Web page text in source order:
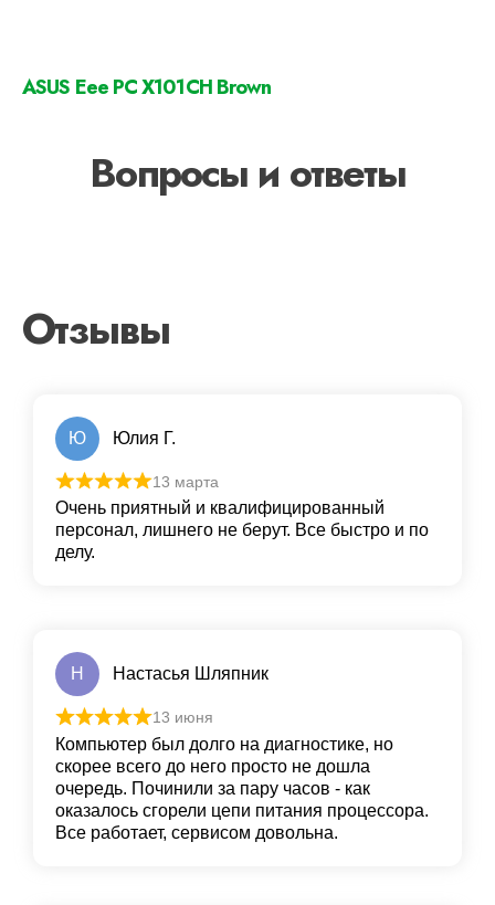
ASUS Eee PC X101CH Brown
Вопросы и ответы
Отзывы
Ю Юлия Г.
13 марта
Очень приятный и квалифицированный
персонал, лишнего не берут. Все быстро и по
делу.
Н Настасья Шляпник
13 июня
Компьютер был долго на диагностике, но
скорее всего до него просто не дошла
очередь. Починили за пару часов - как
оказалось сгорели цепи питания процессора.
Все работает, сервисом довольна.